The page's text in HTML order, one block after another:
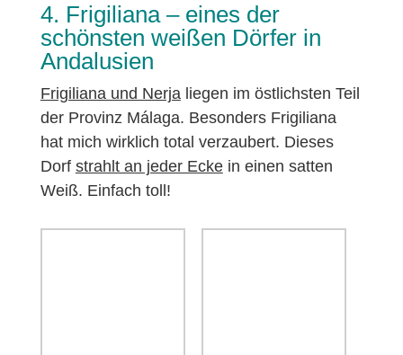
4. Frigiliana – eines der
schönsten weißen Dörfer in
Andalusien
Frigiliana und Nerjaliegen im östlichsten Teil
der Provinz Málaga. Besonders Frigiliana
hat mich wirklich total verzaubert. Dieses
Dorf strahlt an jeder Eckein einen satten
Weiß. Einfach toll!